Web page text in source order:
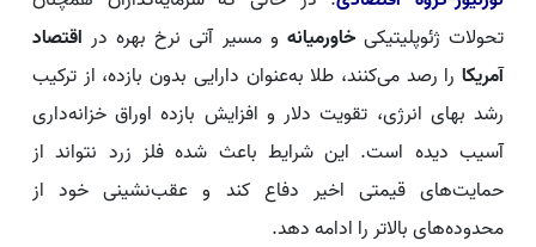
تحولات ژئوپلیتیکیخاورمیانه و مسیر آتی نرخ بهره دراقتصاد
آمریکا را رصد می‌کنند، طلا به‌عنوان دارایی بدون بازده، از ترکیب
رشد بهای انرژی، تقویت دلار و افزایش بازده اوراق خزانه‌داری
آسیب دیده است. این شرایط باعث شده فلز زرد نتواند از
حمایت‌های قیمتی اخیر دفاع کند و عقب‌نشینی خود از
محدوده‌های بالاتر را ادامه دهد.